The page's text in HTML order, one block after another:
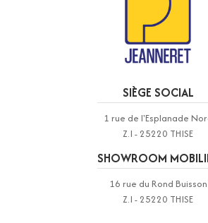
SIÈGE SOCIAL
1 rue de l'Esplanade
Z.I - 25220 THISE
SHOWROOM
16 rue du Rond Buisson
Z.I - 25220 THISE